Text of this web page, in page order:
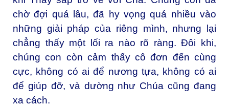
chờ đợi quá lâu, đã hy vọng quá nhiều vào
những giải pháp của riêng mình, nhưng lại
chẳng thấy một lối ra nào rõ ràng. Đôi khi,
chúng con còn cảm thấy cô đơn đến cùng
cực, không có ai để nương tựa, không có ai
để giúp đỡ, và dường như Chúa cũng đang
xa cách.